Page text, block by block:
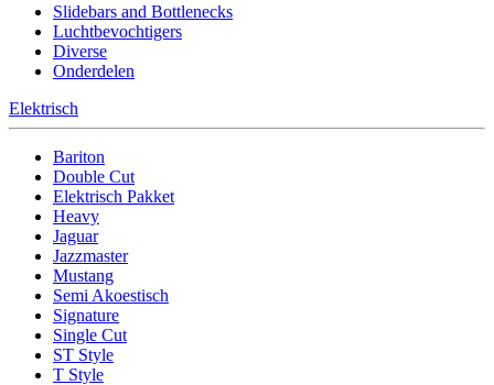
Slidebars and Bottlenecks
Luchtbevochtigers
Diverse
Onderdelen
Elektrisch
Bariton
Double Cut
Elektrisch Pakket
Heavy
Jaguar
Jazzmaster
Mustang
Semi Akoestisch
Signature
Single Cut
ST Style
T Style